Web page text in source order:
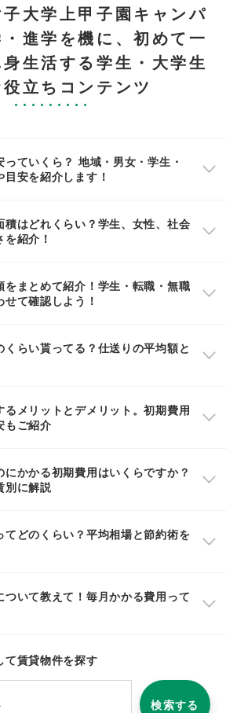
大学上甲子園キャンパ
進学を機に、初めて一
生活する学生・大学生
立ちコンテンツ
ていくら？ 地域・男女・学生・
安を紹介します！
積はどれくらい？学生、女性、社会
紹介！
をまとめて紹介！学生・転職・無職
て確認しよう！
くらい貰ってる？仕送りの平均額と
るメリットとデメリット。初期費用
もご紹介
かかる初期費用はいくらですか？
別に解説
てどのくらい？平均相場と節約術を
いて教えて！毎月かかる費用って
て賃貸物件を探す
検索する